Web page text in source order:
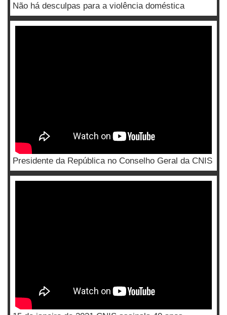
Não há desculpas para a violência doméstica
Presidente da República no Conselho Geral da CNIS